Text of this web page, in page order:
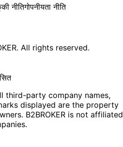
नीतिगोपनीयता नीति
All rights reserved.
third-party company names,
displayed are the property
B2BROKER is not affiliated